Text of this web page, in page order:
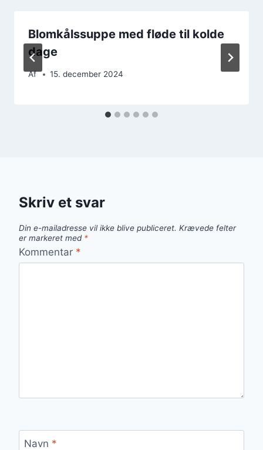
Blomkålssuppe med fløde til kolde
dage
Af 15. december 2024
Skriv et svar
Din e-mailadresse vil ikke blive publiceret. Krævede felter
er markeret med *
Kommentar *
Navn *